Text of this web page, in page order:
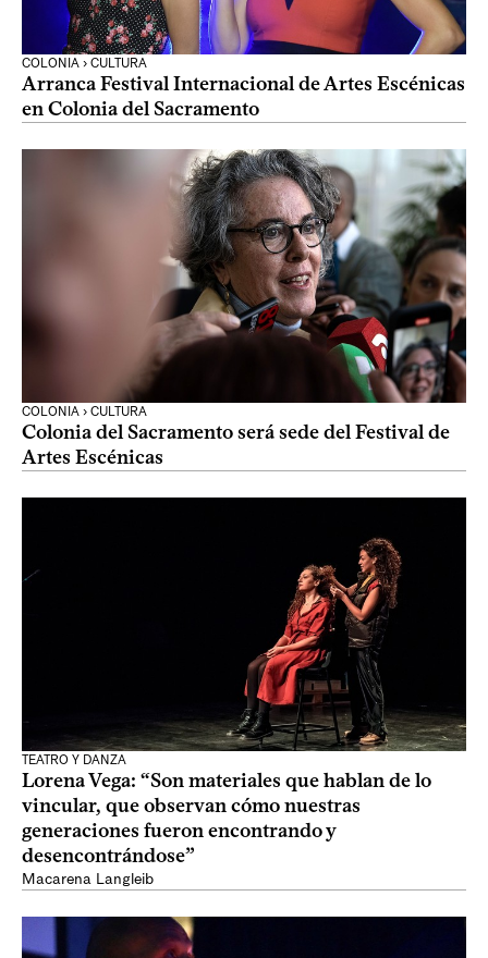
COLONIA › CULTURA
Arranca Festival Internacional de Artes Escénicas
en Colonia del Sacramento
COLONIA › CULTURA
Colonia del Sacramento será sede del Festival de
Artes Escénicas
TEATRO Y DANZA
Lorena Vega: “Son materiales que hablan de lo
vincular, que observan cómo nuestras
generaciones fueron encontrando y
desencontrándose”
Macarena Langleib